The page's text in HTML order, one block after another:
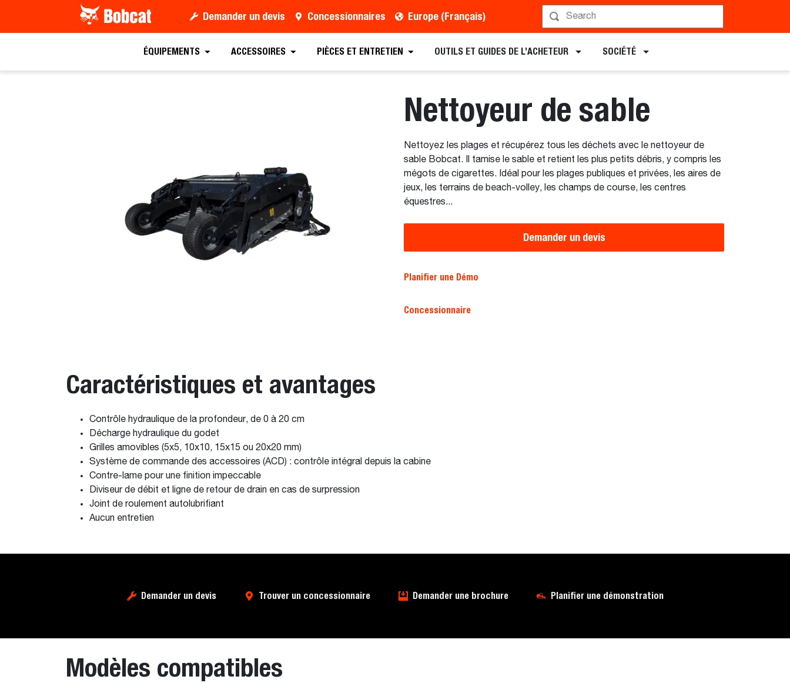
Demander un devis Concessionnaires Europe (Français)
ÉQUIPEMENTS ACCESSOIRES PIÈCES ET ENTRETIEN OUTILS ET GUIDES DE L’ACHETEUR SOCIÉTÉ
Nettoyeur de sable
Nettoyez les plages et récupérez tous les déchets avec le nettoyeur de
sable Bobcat. Il tamise le sable et retient les plus petits débris, y compris les
mégots de cigarettes. Idéal pour les plages publiques et privées, les aires de
jeux, les terrains de beach-volley, les champs de course, les centres
équestres...
Demander un devis
Planifier une Démo
Concessionnaire
Caractéristiques et avantages
Contrôle hydraulique de la profondeur, de 0 à 20 cm
Décharge hydraulique du godet
Grilles amovibles (5x5, 10x10, 15x15 ou 20x20 mm)
Système de commande des accessoires (ACD) : contrôle intégral depuis la cabine
Contre-lame pour une finition impeccable
Diviseur de débit et ligne de retour de drain en cas de surpression
Joint de roulement autolubrifiant
Aucun entretien
Demander un devis Trouver un concessionnaire Demander une brochure Planifier une démonstration
Demander un devis Trouver un concessionnaire Demander une brochure Planifier une démonstration
Modèles compatibles